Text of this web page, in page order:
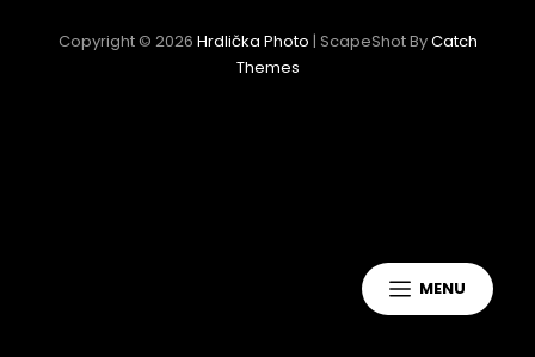
MENU
Copyright © 2026 Hrdlička Photo | ScapeShot ByCatch
Themes